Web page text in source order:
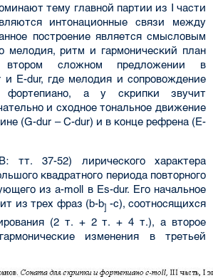
тему главной партии из I части
интонационные связи между
построение является смысловым
мелодия, ритм и гармонический план
втором сложном предложении в
и E-dur, где мелодия и сопровождение
фортепиано, а у скрипки звучит
и сходное тональное движение
(G-dur – C-dur) и в конце рефрена (E-
тт. 37-52) лирического характера
квад­ратного периода повторного
из a-moll в Es-dur. Его начальное
из трех фраз (b-b] -c), соотносящихся
(2 т. + 2 т. + 4 т.), а второе
изменения в третьей